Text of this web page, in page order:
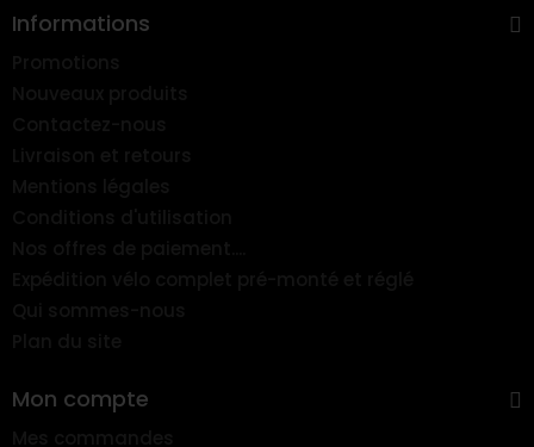
Informations
Mon compte